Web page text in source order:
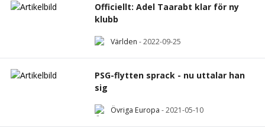
Officiellt: Adel Taarabt klar för ny
klubb
Världen -2022-09-25
PSG-flytten sprack - nu uttalar han
sig
Övriga Europa -2021-05-10